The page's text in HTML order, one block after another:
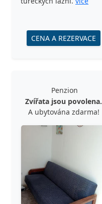
CENA A REZERVACE
Penzion
Zvířata jsou povolena.
A ubytována zdarma!